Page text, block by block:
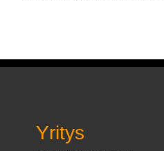
Yritys